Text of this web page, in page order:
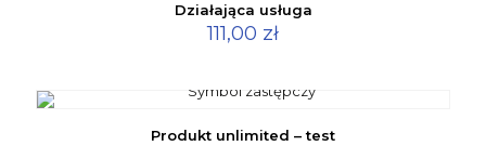
Działająca usługa
111,00 zł
Produkt unlimited – test